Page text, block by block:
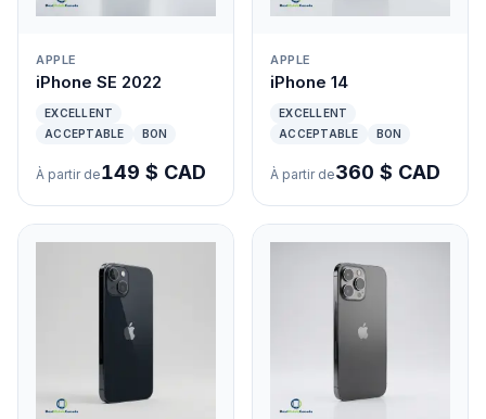
APPLE
iPhone SE 2022
EXCELLENT
ACCEPTABLE
BON
À partir de149 $ CAD
APPLE
iPhone 14
EXCELLENT
ACCEPTABLE
BON
À partir de360 $ CAD